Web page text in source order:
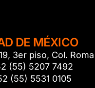
DE MÉXICO
3er piso, Col.
(55) 5207 7492
(55) 5531 0105